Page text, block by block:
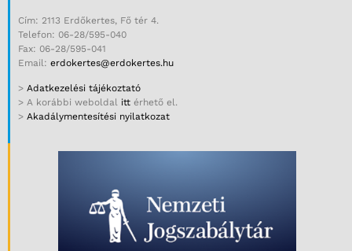
Cím: 2113 Erdőkertes, Fő tér 4.
Telefon: 06-28/595-040
Fax: 06-28/595-041
Email: erdokertes@erdokertes.hu
> Adatkezelési tájékoztató
> A korábbi weboldal itt érhető el.
> Akadálymentesítési nyilatkozat